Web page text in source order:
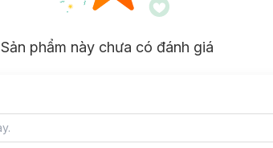
Sản phẩm này chưa có đánh giá